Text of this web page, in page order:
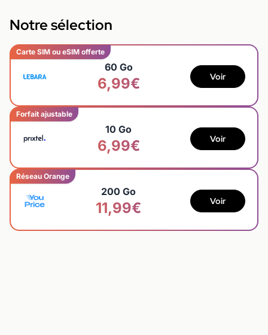
Notre sélection
Carte SIM ou eSIM offerte
60 Go
6,99€ Voir
Forfait ajustable
10 Go
6,99€ Voir
Réseau Orange
200 Go
11,99€ Voir